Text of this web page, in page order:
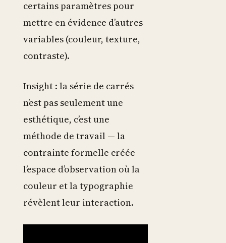
certains paramètres pour
mettre en évidence d’autres
variables (couleur, texture,
contraste).
Insight : la série de carrés
n’est pas seulement une
esthétique, c’est une
méthode de travail — la
contrainte formelle créée
l’espace d’observation où la
couleur et la typographie
révèlent leur interaction.